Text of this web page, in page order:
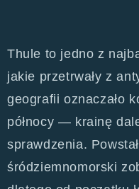
Thule to jedno z
jakie przetrwały z
geografii oznaczało
północy — krainę
sprawdzenia.
śródziemnomorski